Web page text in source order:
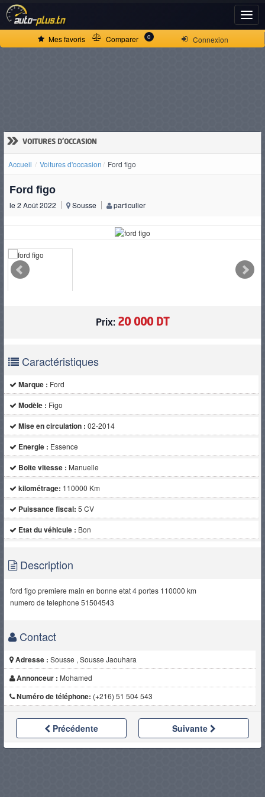
Connexion
Mes favoris Comparer 0
» VOITURES D'OCCASION
Accueil Voitures d'occasion Ford figo
Ford figo
le 2 Août 2022 Sousse particulier
Prix: 20 000 DT
Caractéristiques
Marque : Ford
Modèle : Figo
Mise en circulation : 02-2014
Energie : Essence
Boite vitesse : Manuelle
kilométrage: 110000 Km
Puissance fiscal: 5 CV
Etat du véhicule : Bon
Description
ford figo premiere main en bonne etat 4 portes 110000 km
numero de telephone 51504543
Contact
Adresse : Sousse , Sousse Jaouhara
Annonceur : Mohamed
Numéro de téléphone: (+216) 51 504 543
Précédente Suivante
ACCUEIL
D'OCCASION